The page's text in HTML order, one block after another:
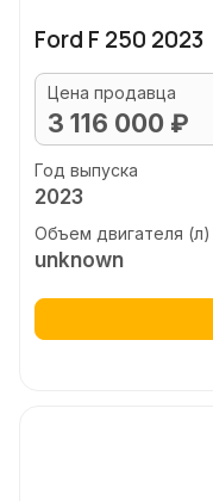
Ford F 250 2023
Цена продавца
3 116 000 ₽
Год выпуска
2023
Объем двигателя (л)
unknown